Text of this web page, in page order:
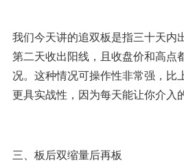
我们今天讲的追双板是指三十天内
第二天收出阳线，且收盘价和高点
况。这种情况可操作性非常强，比
更具实战性，因为每天能让你介入
三、板后双缩量后再板